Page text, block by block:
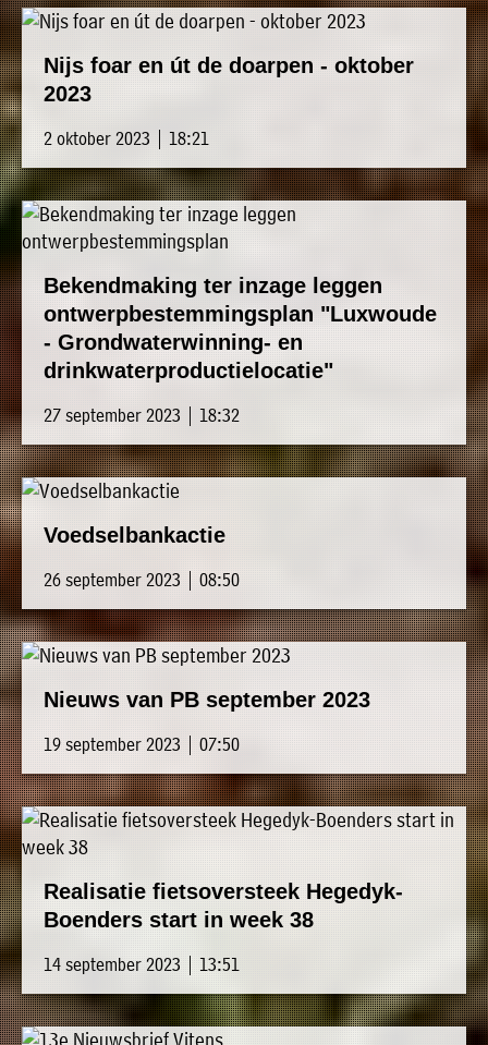
Nijs foar en út de doarpen - oktober
2023
2 oktober 2023 | 18:21
Bekendmaking ter inzage leggen
ontwerpbestemmingsplan "Luxwoude
- Grondwaterwinning- en
drinkwaterproductielocatie"
27 september 2023 | 18:32
Voedselbankactie
26 september 2023 | 08:50
Nieuws van PB september 2023
19 september 2023 | 07:50
Realisatie fietsoversteek Hegedyk-
Boenders start in week 38
14 september 2023 | 13:51